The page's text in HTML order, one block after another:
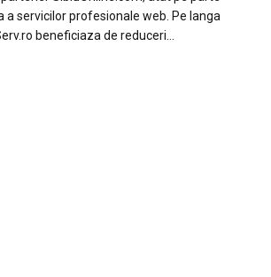
a servicilor profesionale web. Pe langa
beneficiaza de reduceri…